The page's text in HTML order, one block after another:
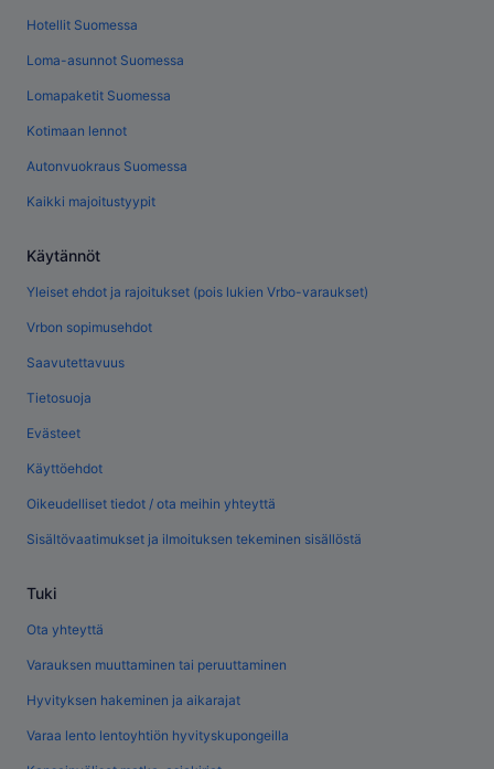
Hotellit Suomessa
Loma-asunnot Suomessa
Lomapaketit Suomessa
Kotimaan lennot
Autonvuokraus Suomessa
Kaikki majoitustyypit
Käytännöt
Yleiset ehdot ja rajoitukset (pois lukien Vrbo-varaukset)
Vrbon sopimusehdot
Saavutettavuus
Tietosuoja
Evästeet
Käyttöehdot
Oikeudelliset tiedot / ota meihin yhteyttä
Sisältövaatimukset ja ilmoituksen tekeminen sisällöstä
Tuki
Ota yhteyttä
Varauksen muuttaminen tai peruuttaminen
Hyvityksen hakeminen ja aikarajat
Varaa lento lentoyhtiön hyvityskupongeilla